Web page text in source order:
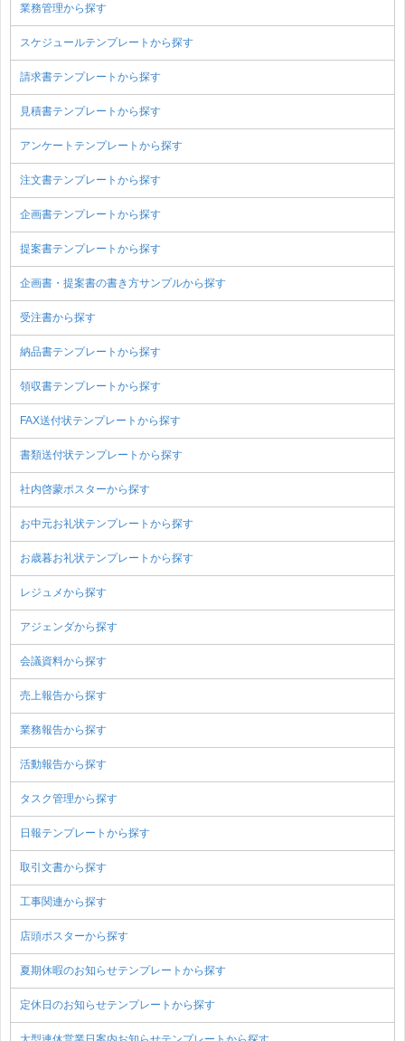
業務管理から探す
スケジュールテンプレートから探す
請求書テンプレートから探す
見積書テンプレートから探す
アンケートテンプレートから探す
注文書テンプレートから探す
企画書テンプレートから探す
提案書テンプレートから探す
企画書・提案書の書き方サンプルから探す
受注書から探す
納品書テンプレートから探す
領収書テンプレートから探す
FAX送付状テンプレートから探す
書類送付状テンプレートから探す
社内啓蒙ポスターから探す
お中元お礼状テンプレートから探す
お歳暮お礼状テンプレートから探す
レジュメから探す
アジェンダから探す
会議資料から探す
売上報告から探す
業務報告から探す
活動報告から探す
タスク管理から探す
日報テンプレートから探す
取引文書から探す
工事関連から探す
店頭ポスターから探す
夏期休暇のお知らせテンプレートから探す
定休日のお知らせテンプレートから探す